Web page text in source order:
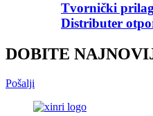
Tvornički
Distributer
DOBITE
Pošalji